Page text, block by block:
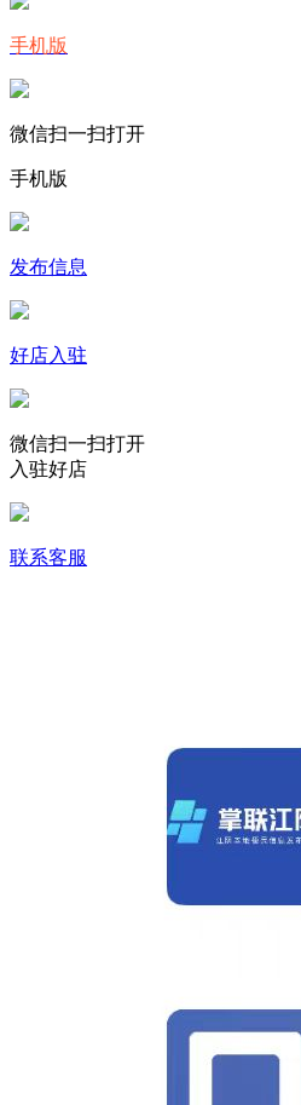
手机版
微信扫一扫打开
手机版
发布信息
好店入驻
微信扫一扫打开
入驻好店
联系客服